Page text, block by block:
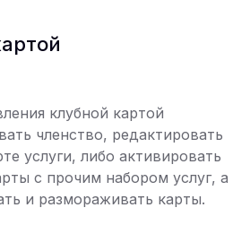
клубной картой
членство, редактировать
услуги, либо активировать
с прочим набором услуг, а
и размораживать карты.